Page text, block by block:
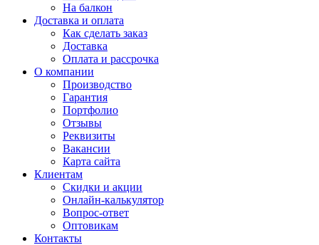
На балкон
Доставка и оплата
Как сделать заказ
Доставка
Оплата и рассрочка
О компании
Производство
Гарантия
Портфолио
Отзывы
Реквизиты
Вакансии
Карта сайта
Клиентам
Скидки и акции
Онлайн-калькулятор
Вопрос-ответ
Оптовикам
Контакты